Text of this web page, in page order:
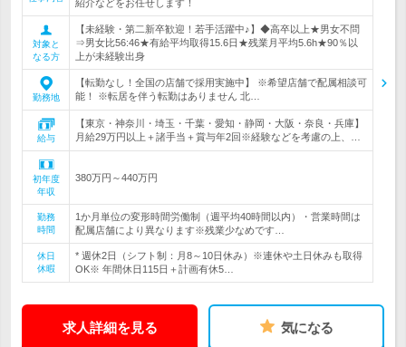
紹介などをお任せします！
対象と
なる方
【未経験・第二新卒歓迎！若手活躍中♪】◆高卒以上★男女不問
⇒男女比56:46★有給平均取得15.6日★残業月平均5.6h★90％以
上が未経験出身
勤務地
【転勤なし！全国の店舗で採用実施中】 ※希望店舗で配属相談可
能！ ※転居を伴う転勤はありません 北…
給与
【東京・神奈川・埼玉・千葉・愛知・静岡・大阪・奈良・兵庫】
月給29万円以上＋諸手当＋賞与年2回※経験などを考慮の上、…
初年度
年収
380万円～440万円
勤務
時間
1か月単位の変形時間労働制（週平均40時間以内）・営業時間は
配属店舗により異なります※残業少なめです…
休日
休暇
* 週休2日（シフト制：月8～10日休み）※連休や土日休みも取得
OK※ 年間休日115日＋計画有休5…
求人詳細を見る 気になる